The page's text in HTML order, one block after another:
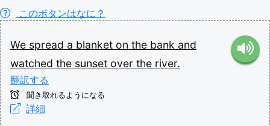
このボタンはなに？
We spread a blanket on the bank and
watched the sunset over the river.
翻訳する
聞き取れるようになる
詳細